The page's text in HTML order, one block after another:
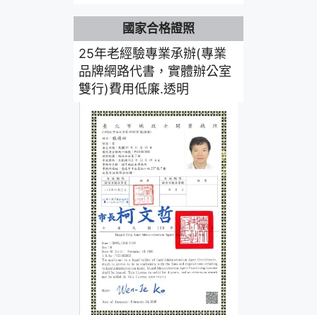
國家合格證照
25年老經驗專業承辦(專業
品牌網路代書，實體辦公室
雙行)費用低廉.透明